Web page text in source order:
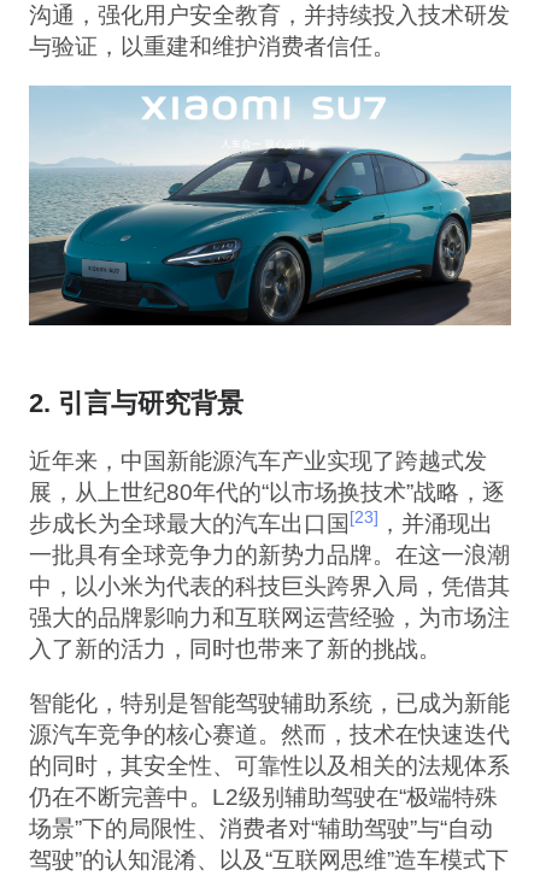
沟通，强化用户安全教育，并持续投入技术研发
与验证，以重建和维护消费者信任。
2. 引言与研究背景
近年来，中国新能源汽车产业实现了跨越式发
展，从上世纪80年代的“以市场换技术”战略，逐
步成长为全球最大的汽车出口国 [23] ，并涌现出
一批具有全球竞争力的新势力品牌。在这一浪潮
中，以小米为代表的科技巨头跨界入局，凭借其
强大的品牌影响力和互联网运营经验，为市场注
入了新的活力，同时也带来了新的挑战。
智能化，特别是智能驾驶辅助系统，已成为新能
源汽车竞争的核心赛道。然而，技术在快速迭代
的同时，其安全性、可靠性以及相关的法规体系
仍在不断完善中。L2级别辅助驾驶在“极端特殊
场景”下的局限性、消费者对“辅助驾驶”与“自动
驾驶”的认知混淆、以及“互联网思维”造车模式下